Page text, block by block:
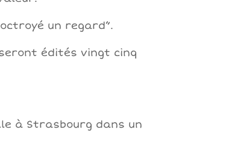
un regard”.
édités vingt cinq
à Strasbourg dans un